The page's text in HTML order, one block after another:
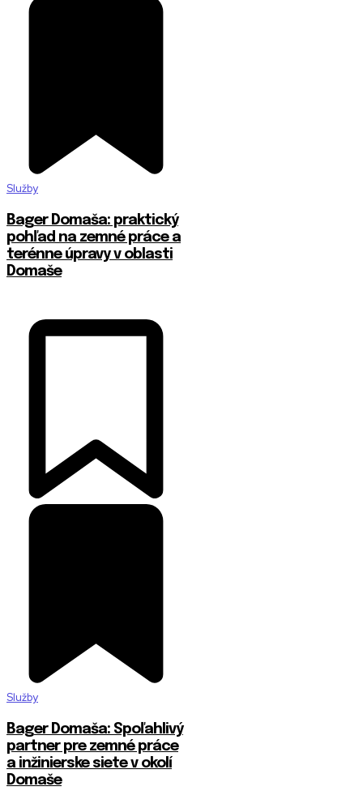
Služby
Bager Domaša: praktický
pohľad na zemné práce a
terénne úpravy v oblasti
Domaše
Služby
Bager Domaša: Spoľahlivý
partner pre zemné práce
a inžinierske siete v okolí
Domaše